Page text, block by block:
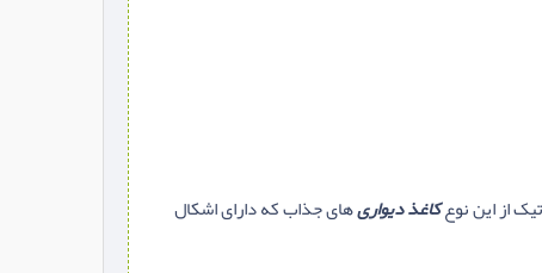
از این نوعکاغذ دیواریهای جذاب که دارای اشکال